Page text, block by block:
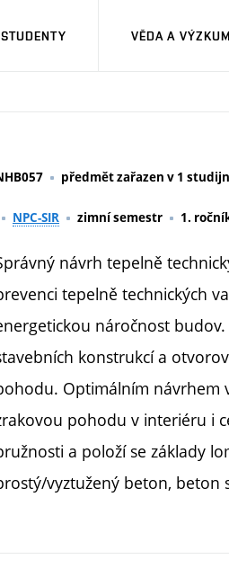
VĚDA A VÝZKUM
předmět zařazen v 1
NPC-SIR zimní semestr 1.
návrh tepelně
tepelně technických
náročnost
konstrukcí a
Optimálním návrhem
pohodu v interiéru i
a položí se základy
vyztužený beton, beton